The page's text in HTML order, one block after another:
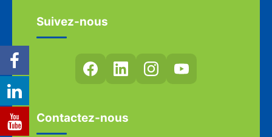
Suivez-nous
Contactez-nous